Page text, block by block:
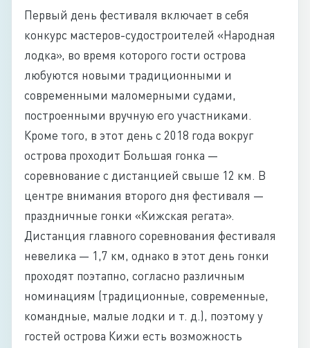
Первый день фестиваля включает в себя
конкурс мастеров-судостроителей «Народная
лодка», во время которого гости острова
любуются новыми традиционными и
современными маломерными судами,
построенными вручную его участниками.
Кроме того, в этот день с 2018 года вокруг
острова проходит Большая гонка —
соревнование с дистанцией свыше 12 км. В
центре внимания второго дня фестиваля —
праздничные гонки «Кижская регата».
Дистанция главного соревнования фестиваля
невелика — 1,7 км, однако в этот день гонки
проходят поэтапно, согласно различным
номинациям (традиционные, современные,
командные, малые лодки и т. д.), поэтому у
гостей острова Кижи есть возможность